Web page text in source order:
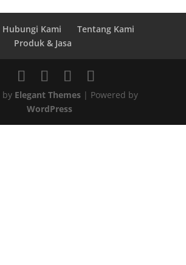
Hubungi Kami
Tentang Kami
Produk & Jasa
by Elegant Themes| Powered by
WordPress